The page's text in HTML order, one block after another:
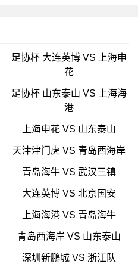
足协杯 大连英博 VS 上海申
花
足协杯 山东泰山 VS 上海海
港
上海申花 VS 山东泰山
天津津门虎 VS 青岛西海岸
青岛海牛 VS 武汉三镇
大连英博 VS 北京国安
上海海港 VS 青岛海牛
青岛西海岸 VS 山东泰山
深圳新鵬城 VS 浙江队